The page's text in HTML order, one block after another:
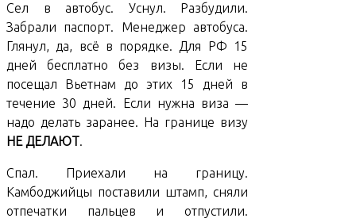
Сел в автобус. Уснул. Разбудили.
Забрали паспорт. Менеджер автобуса.
Глянул, да, всё в порядке. Для РФ 15
дней бесплатно без визы. Если не
посещал Вьетнам до этих 15 дней в
течение 30 дней. Если нужна виза —
надо делать заранее. На границе визу
НЕ ДЕЛАЮТ.
Спал. Приехали на границу.
Камбоджийцы поставили штамп, сняли
отпечатки пальцев и отпустили.